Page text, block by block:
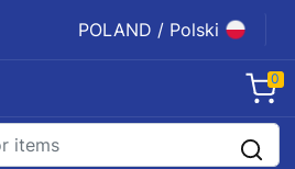
POLAND / Polski
0